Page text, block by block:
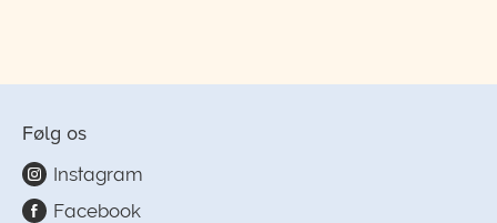
Følg os
Instagram
Facebook